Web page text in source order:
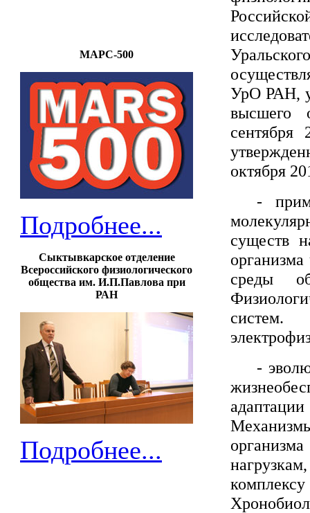
МАРС-500
Подробнее...
Сыктывкарское отделение
Всероссийского физиологического
общества им. И.П.Павлова при
РАН
Подробнее...
УрО РАН,
высшего
октября
-
существ
среды
-